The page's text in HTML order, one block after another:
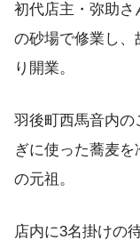
初代店主・弥助
の砂場で修業し、
り開業。
羽後町西馬音内の
ぎに使った蕎麦を
の元祖。
店内に3名掛けの